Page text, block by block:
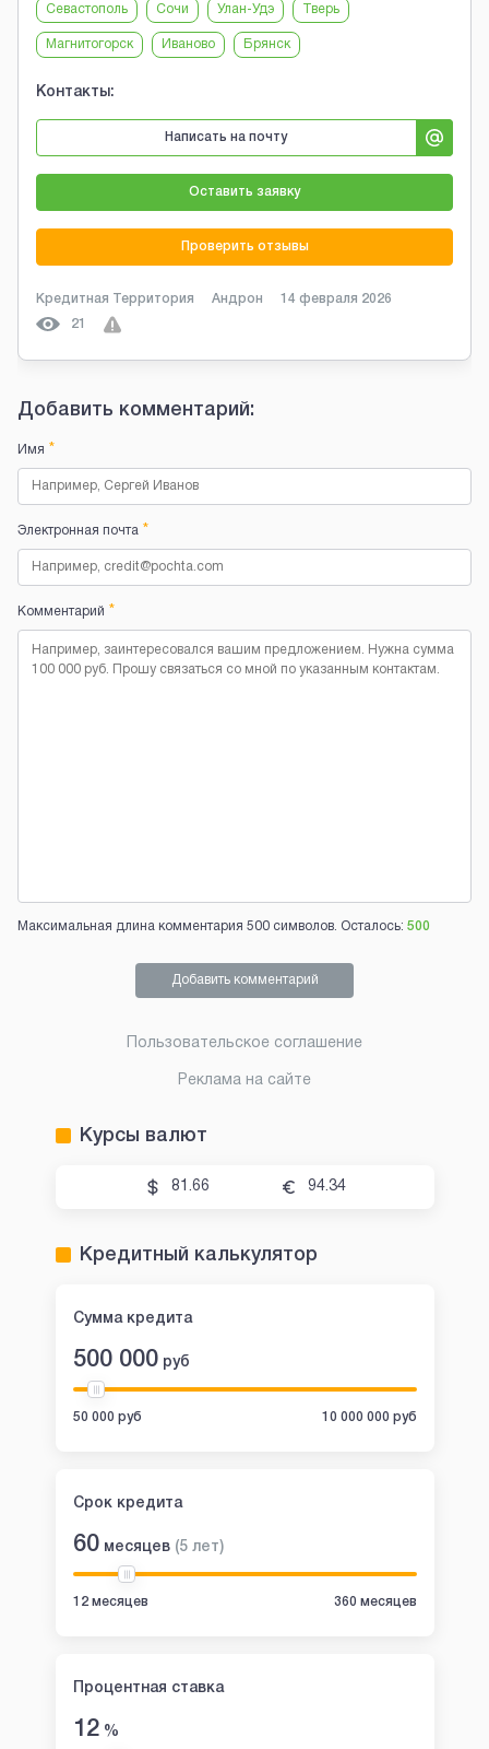
Севастополь Сочи Улан-Удэ Тверь
Магнитогорск Иваново Брянск
Контакты:
Написать на почту
Оставить заявку
Проверить отзывы
Кредитная Территория Андрон 14 февраля 2026
21
Добавить комментарий:
Имя *
Электронная почта *
Комментарий *
Максимальная длина комментария 500 символов. Осталось: 500
Добавить комментарий
Пользовательское соглашение
Реклама на сайте
Курсы валют
81.66 94.34
Кредитный калькулятор
Сумма кредита
500 000 руб
50 000 руб 10 000 000 руб
Срок кредита
60 месяцев (5 лет)
12 месяцев 360 месяцев
Процентная ставка
12%